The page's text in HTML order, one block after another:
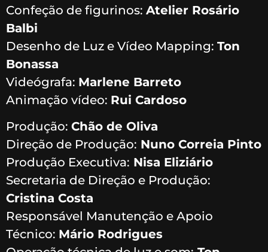
Confeção de figurinos: Atelier Rosário
Balbi
Desenho de Luz e Vídeo Mapping: Ton
Bonassa
Videógrafa: Marlene Barreto
Animação vídeo: Rui Cardoso
Produção: Chão de Oliva
Direção de Produção: Nuno Correia Pinto
Produção Executiva: Nisa Eliziário
Secretaria de Direção e Produção:
Cristina Costa
Responsável Manutenção e Apoio
Técnico: Mário Rodrigues